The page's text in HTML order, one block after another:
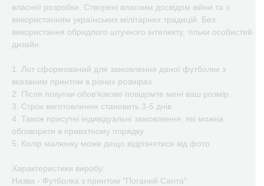
власної розробки. Створені власним досвідом війни та з
використанням українських мілітарних традицій. Без
використання обридлого штучного інтелекту, тільки особистий
дизайн.
1. Лот сформований для замовлення даної футболки з
вказаним принтом в різних розмірах.
2. Після покупки обов'язково повідомте мені ваш розмір.
3. Строк виготовлення становить 3-5 днів
4. Також присутні індивідуальні замовлення, які можна
обговорити в приватному порядку.
5. Колір малюнку може дещо відрізнятися від фото
Характеристики виробу:
Назва - Футболка з принтом "Поганий Санта"